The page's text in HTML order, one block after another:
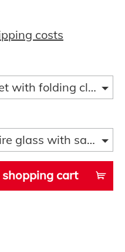
costs
with folding clasp
glass with sapphire
cart